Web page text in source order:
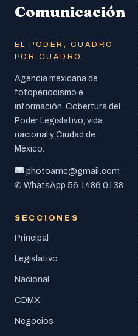
Comunicación
EL PODER, CUADRO
POR CUADRO.
Agencia mexicana de
fotoperiodismo e
información. Cobertura del
Poder Legislativo, vida
nacional y Ciudad de
México.
photoamc@gmail.com
✆ WhatsApp 56 1486 0138
SECCIONES
Principal
Legislativo
Nacional
CDMX
Negocios